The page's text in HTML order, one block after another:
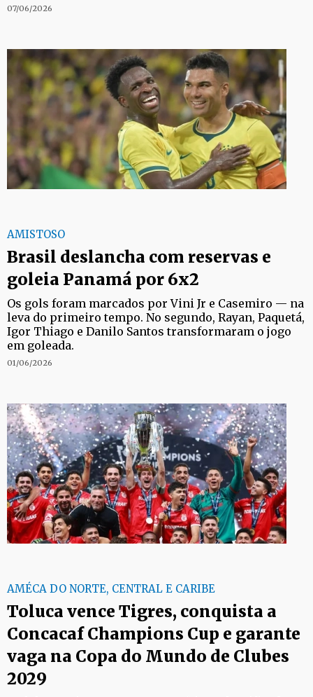
07/06/2026
AMISTOSO
Brasil deslancha com reservas e
goleia Panamá por 6x2
Os gols foram marcados por Vini Jr e Casemiro — na
leva do primeiro tempo. No segundo, Rayan, Paquetá,
Igor Thiago e Danilo Santos transformaram o jogo
em goleada.
01/06/2026
AMÉCA DO NORTE, CENTRAL E CARIBE
Toluca vence Tigres, conquista a
Concacaf Champions Cup e garante
vaga na Copa do Mundo de Clubes
2029